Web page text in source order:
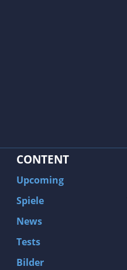
CONTENT
Upcoming
Spiele
News
Tests
Bilder